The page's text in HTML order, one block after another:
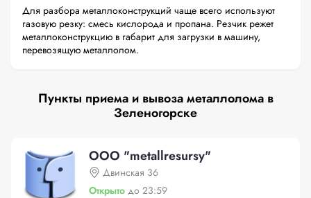
Для разбора металлоконструкций чаще всего используют
газовую резку: смесь кислорода и пропана. Резчик режет
металлоконструкцию в габарит для загрузки в машину,
перевозящую металлолом.
Пункты приема и вывоза металлолома в
Зеленогорске
ООО "metallresursy"
Двинская 36
Открыто до 23:59